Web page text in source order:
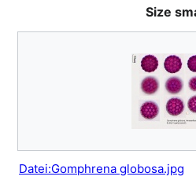
Size
Datei:Gomphrena globosa.jpg